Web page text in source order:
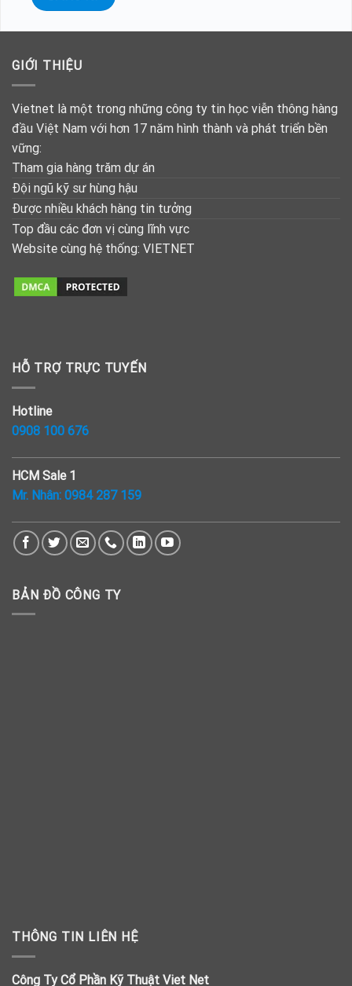
GIỚI THIỆU
Vietnet là một trong những công ty tin học viễn thông hàng
đầu Việt Nam với hơn 17 năm hình thành và phát triển bền
vững:
Tham gia hàng trăm dự án
Đội ngũ kỹ sư hùng hậu
Được nhiều khách hàng tin tưởng
Top đầu các đơn vị cùng lĩnh vực
Website cùng hệ thống: VIETNET
HỖ TRỢ TRỰC TUYẾN
Hotline
0908 100 676
HCM Sale 1
Mr. Nhân: 0984 287 159
BẢN ĐỒ CÔNG TY
THÔNG TIN LIÊN HỆ
Công Ty Cổ Phần Kỹ Thuật Viet Net